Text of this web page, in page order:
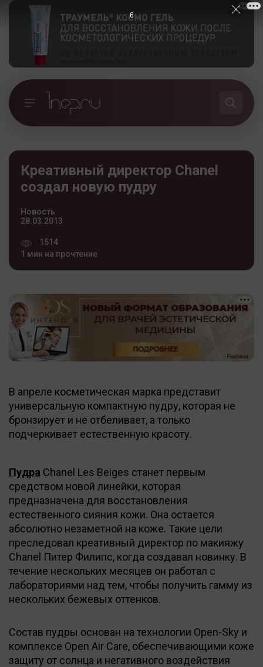
Креативный директор Chanel
создал новую пудру
Новость
28.03.2013
1514
1 мин на прочтение
В апреле косметическая марка представит
универсальную компактную пудру, которая не
бронзирует и не отбеливает, а только
подчеркивает естественную красоту.
Пудра Chanel Les Beiges станет первым
средством новой линейки, которая
предназначена для восстановления
естественного сияния кожи. Она остается
абсолютно незаметной на коже. Такие цели
преследовал креативный директор по макияжу
Chanel Питер Филипс, когда создавал новинку. В
течение нескольких месяцев он работал с
лабораториями над тем, чтобы получить гамму из
нескольких бежевых оттенков.
Состав пудры основан на технологии Open-Sky и
комплексе Open Air Care, обеспечивающими коже
защиту от солнца и негативного воздействия
5